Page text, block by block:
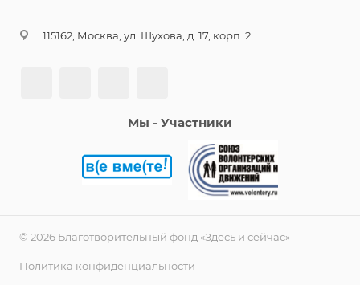
115162, Москва, ул. Шухова, д. 17, корп. 2
Мы - Участники
© 2026 Благотворительный фонд «Здесь и сейчас»
Политика конфиденциальности